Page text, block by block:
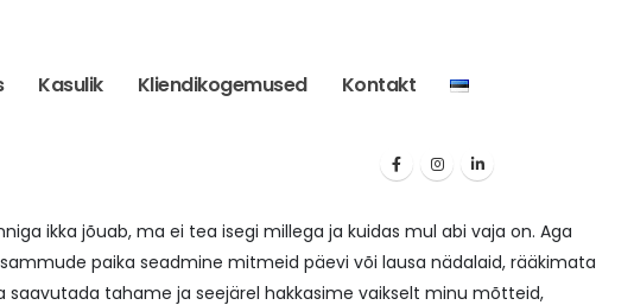
Kasulik Kliendikogemused Kontakt
ikka jõuab, ma ei tea isegi millega ja kuidas mul abi vaja on. Aga
paika seadmine mitmeid päevi või lausa nädalaid, rääkimata
saavutada tahame ja seejärel hakkasime vaikselt minu mõtteid,